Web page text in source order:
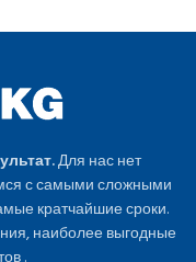
Для нас нет
с самыми сложными
кратчайшие сроки.
наиболее выгодные